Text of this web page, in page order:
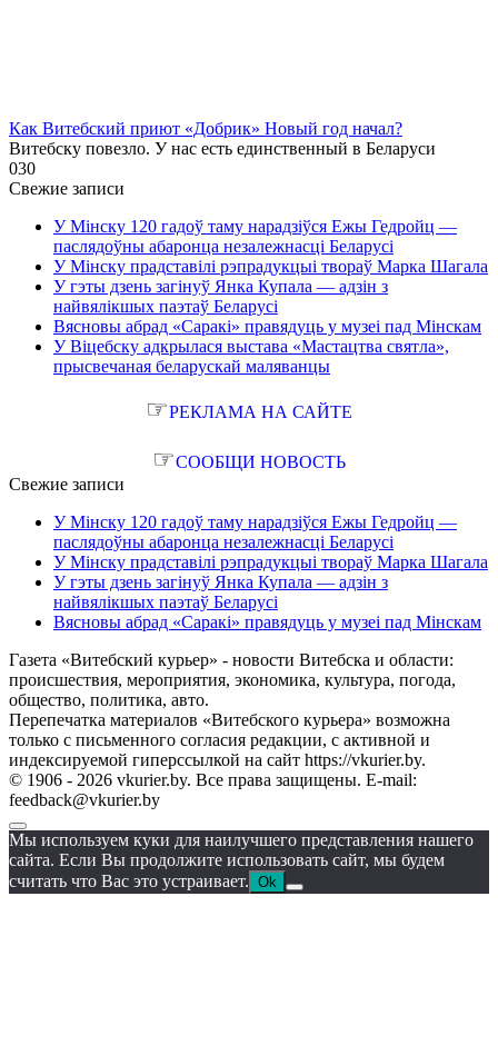
Как Витебский приют «Добрик» Новый год начал?
Витебску повезло. У нас есть единственный в Беларуси
030
Свежие записи
У Мінску 120 гадоў таму нарадзіўся Ежы Гедройц —
паслядоўны абаронца незалежнасці Беларусі
У Мінску прадставілі рэпрадукцыі твораў Марка Шагала
У гэты дзень загінуў Янка Купала — адзін з
найвялікшых паэтаў Беларусі
Вясновы абрад «Саракі» правядуць у музеі пад Мінскам
У Віцебску адкрылася выстава «Мастацтва святла»,
прысвечаная беларускай маляванцы
☞РЕКЛАМА НА САЙТЕ
☞СООБЩИ НОВОСТЬ
Свежие записи
У Мінску 120 гадоў таму нарадзіўся Ежы Гедройц —
паслядоўны абаронца незалежнасці Беларусі
У Мінску прадставілі рэпрадукцыі твораў Марка Шагала
У гэты дзень загінуў Янка Купала — адзін з
найвялікшых паэтаў Беларусі
Вясновы абрад «Саракі» правядуць у музеі пад Мінскам
Газета «Витебский курьер» - новости Витебска и области:
происшествия, мероприятия, экономика, культура, погода,
общество, политика, авто.
Перепечатка материалов «Витебского курьера» возможна
только с письменного согласия редакции, с активной и
индексируемой гиперссылкой на сайт https://vkurier.by.
© 1906 - 2026 vkurier.by. Все права защищены. E-mail:
feedback@vkurier.by
Мы используем куки для наилучшего представления нашего
сайта. Если Вы продолжите использовать сайт, мы будем
считать что Вас это устраивает. Ok